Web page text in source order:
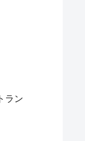
ラン